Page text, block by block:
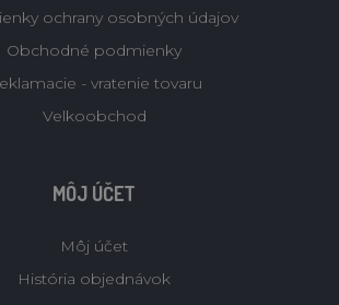
ochrany osobných údajov
Obchodné podmienky
- vratenie tovaru
Velkoobchod
MÔJ ÚČET
Môj účet
História objednávok